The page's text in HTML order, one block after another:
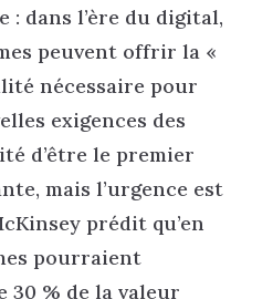
: dans l’ère du digital,
peuvent offrir la «
nécessaire pour
exigences des
d’être le premier
mais l’urgence est
prédit qu’en
pourraient
30 % de la valeur